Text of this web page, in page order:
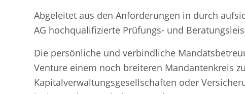
Abgeleitet aus den Anforderungen in durch
AG hochqualifizierte Prüfungs- und
Die persönliche und verbindliche
Venture einem noch breiteren Mandantenkreis
Kapitalverwaltungsgesellschaften oder